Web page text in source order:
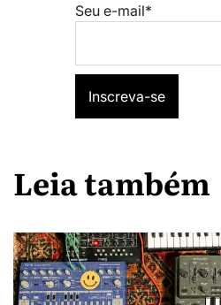
Seu e-mail*
Leia também